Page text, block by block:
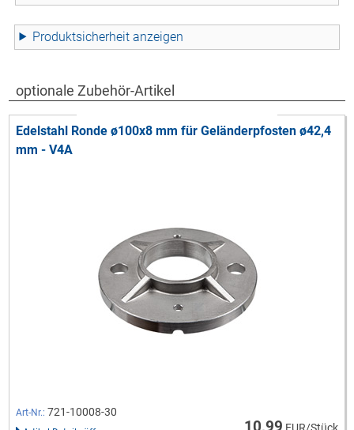
Produktsicherheit
optionale Zubehör-Artikel
Edelstahl Ronde ø100x8 mm für Geländerpfosten ø42,4
mm - V4A
Art-Nr.: 721-10008-30